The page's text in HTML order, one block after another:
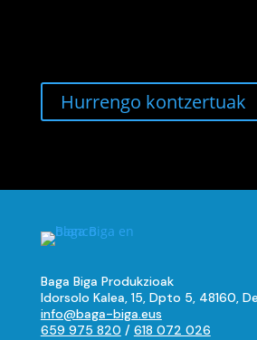
Hurrengo kontzertuak
Baga Biga Produkzioak
Idorsolo Kalea, 15, Dpto 5, 48160,
info@baga-biga.eus
659 975 820 / 618 072 026